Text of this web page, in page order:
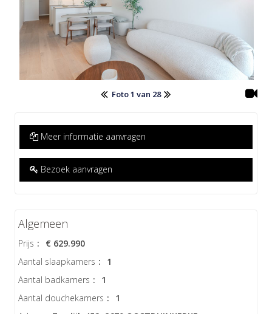
Foto 1 van 28
Meer informatie aanvragen
Bezoek aanvragen
Algemeen
Prijs :
€ 629.990
Aantal slaapkamers :
1
Aantal badkamers :
1
Aantal douchekamers :
1